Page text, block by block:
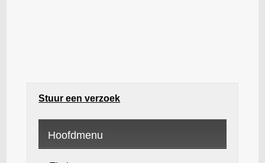
Stuur een verzoek
Hoofdmenu